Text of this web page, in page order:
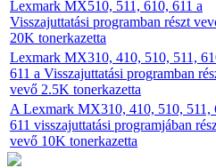
Lexmark MX510, 511, 610, 611 a
Visszajuttatási programban részt
20K tonerkazetta
Lexmark MX310, 410, 510, 511,
611 a Visszajuttatási programban
vevő 2.5K tonerkazetta
A Lexmark MX310, 410, 510, 511,
611 visszajuttatási programjában
vevő 10K tonerkazetta